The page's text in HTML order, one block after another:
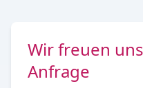
Wir freuen
Anfrage